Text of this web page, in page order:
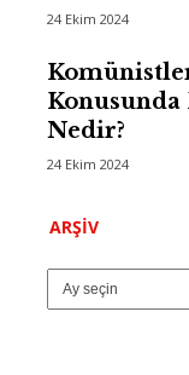
24 Ekim 2024
Konusunda
Nedir?
24 Ekim 2024
ARŞIV